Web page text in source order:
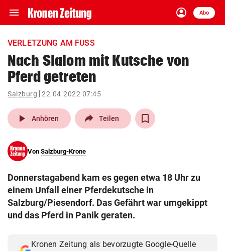
menu Navigation
ein-/ausklappen
account_circle
Anmelden
Abo
close Schließen
account_circle Anmelden
pin_drop
Wien arrow_right
search
eingeben
Muthgasse 2, 1190 Wien
VERLETZUNG AM FUSS
Nach Slalom mit Kutsche von
Pferd getreten
Salzburg 22.04.2022 07:45
play_arrow Anhören Teilen
Von Salzburg-Krone
Donnerstagabend kam es gegen etwa 18 Uhr zu
einem Unfall einer Pferdekutsche in
Salzburg/Piesendorf. Das Gefährt war umgekippt
und das Pferd in Panik geraten.
Kronen Zeitung als bevorzugte Google-Quelle